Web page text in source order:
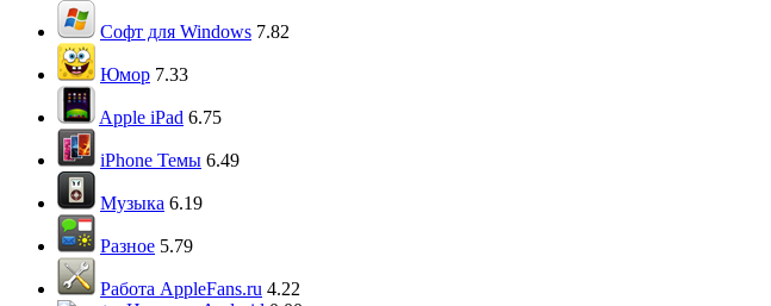
Софт для Windows 7.82
Юмор 7.33
Apple iPad 6.75
iPhone Темы 6.49
Музыка 6.19
Разное 5.79
Работа AppleFans.ru 4.22